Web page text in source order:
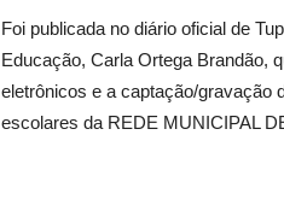
Foi publicada no diário oficial de
Educação, Carla Ortega Brandão,
eletrônicos e a captação/gravação
escolares da REDE MUNICIPAL